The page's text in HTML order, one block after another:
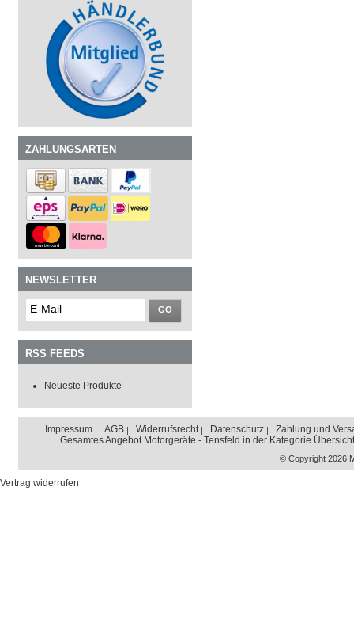
ZAHLUNGSARTEN
NEWSLETTER
GO
RSS FEEDS
Neueste Produkte
Impressum AGB Widerrufsrecht Datenschutz
Zahlung und
Gesamtes Angebot Motorgeräte - Tensfeld in der Kategorie Übersicht
© Copyright 2026
Vertrag widerrufen